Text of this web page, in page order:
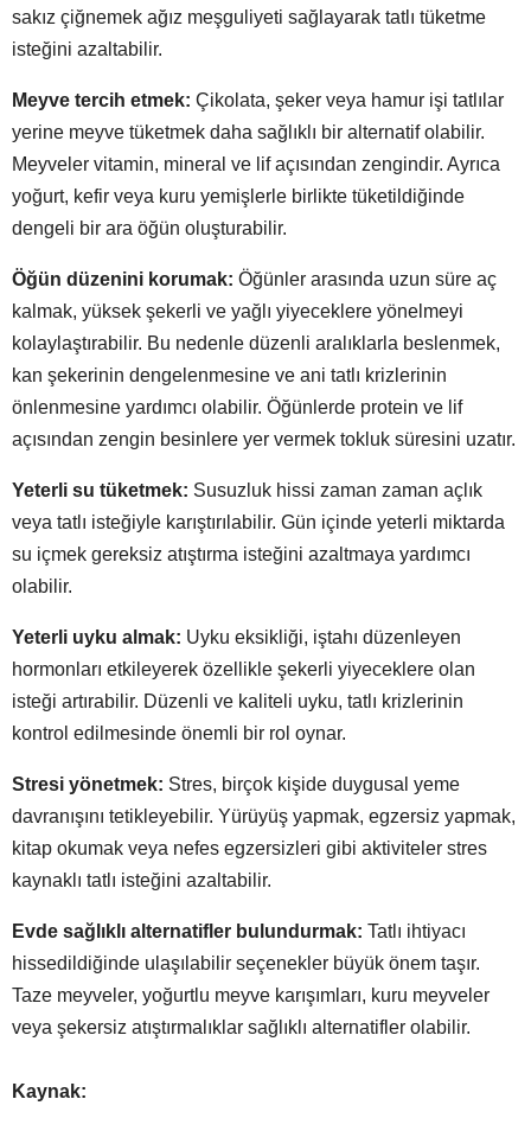
sakız çiğnemek ağız meşguliyeti sağlayarak tatlı tüketme
isteğini azaltabilir.
Meyve tercih etmek: Çikolata, şeker veya hamur işi tatlılar
yerine meyve tüketmek daha sağlıklı bir alternatif olabilir.
Meyveler vitamin, mineral ve lif açısından zengindir. Ayrıca
yoğurt, kefir veya kuru yemişlerle birlikte tüketildiğinde
dengeli bir ara öğün oluşturabilir.
Öğün düzenini korumak: Öğünler arasında uzun süre aç
kalmak, yüksek şekerli ve yağlı yiyeceklere yönelmeyi
kolaylaştırabilir. Bu nedenle düzenli aralıklarla beslenmek,
kan şekerinin dengelenmesine ve ani tatlı krizlerinin
önlenmesine yardımcı olabilir. Öğünlerde protein ve lif
açısından zengin besinlere yer vermek tokluk süresini uzatır.
Yeterli su tüketmek: Susuzluk hissi zaman zaman açlık
veya tatlı isteğiyle karıştırılabilir. Gün içinde yeterli miktarda
su içmek gereksiz atıştırma isteğini azaltmaya yardımcı
olabilir.
Yeterli uyku almak: Uyku eksikliği, iştahı düzenleyen
hormonları etkileyerek özellikle şekerli yiyeceklere olan
isteği artırabilir. Düzenli ve kaliteli uyku, tatlı krizlerinin
kontrol edilmesinde önemli bir rol oynar.
Stresi yönetmek: Stres, birçok kişide duygusal yeme
davranışını tetikleyebilir. Yürüyüş yapmak, egzersiz yapmak,
kitap okumak veya nefes egzersizleri gibi aktiviteler stres
kaynaklı tatlı isteğini azaltabilir.
Evde sağlıklı alternatifler bulundurmak: Tatlı ihtiyacı
hissedildiğinde ulaşılabilir seçenekler büyük önem taşır.
Taze meyveler, yoğurtlu meyve karışımları, kuru meyveler
veya şekersiz atıştırmalıklar sağlıklı alternatifler olabilir.
Kaynak: